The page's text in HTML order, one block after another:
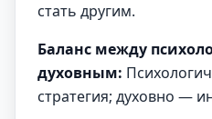
стать другим.
Баланс между
духовным:
стратегия; духовно —